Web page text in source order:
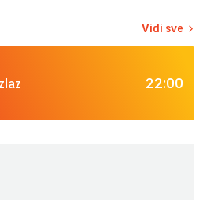
Vidi sve
22:00